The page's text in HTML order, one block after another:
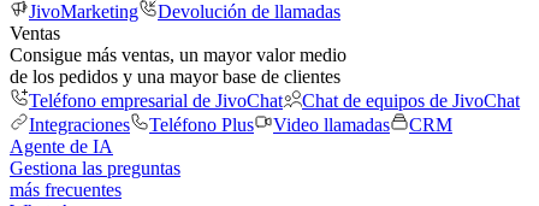
JivoMarketing
Devolución de llamadas
Ventas
Consigue más ventas, un mayor valor medio
de los pedidos y una mayor base de clientes
Teléfono empresarial de JivoChat
Chat de equipos de JivoChat
Integraciones
Teléfono Plus Video llamadas
CRM
Agente de IA
Gestiona las preguntas
más frecuentes